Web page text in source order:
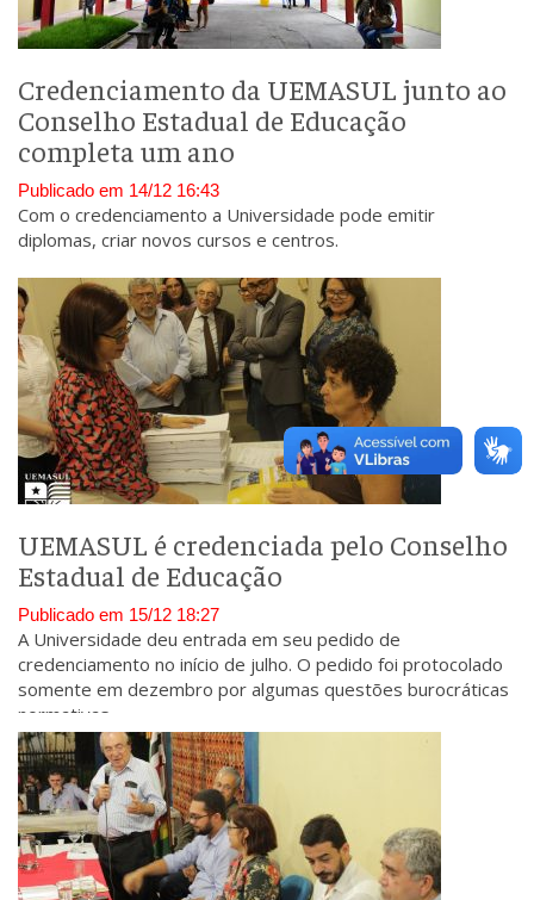
Credenciamento da UEMASUL junto ao
Conselho Estadual de Educação
completa um ano
Publicado em 14/12 16:43
Com o credenciamento a Universidade pode emitir
diplomas, criar novos cursos e centros.
UEMASUL é credenciada pelo Conselho
Estadual de Educação
Publicado em 15/12 18:27
A Universidade deu entrada em seu pedido de
credenciamento no início de julho. O pedido foi protocolado
somente em dezembro por algumas questões burocráticas
normativas.